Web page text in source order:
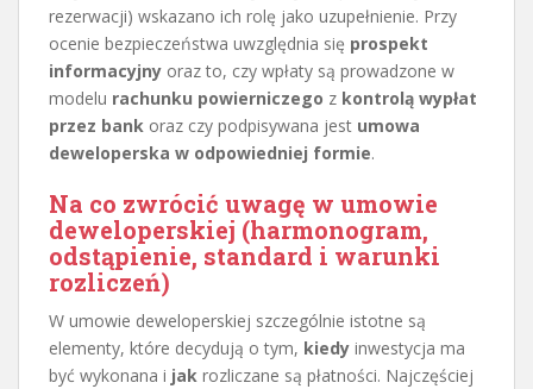
rezerwacji) wskazano ich rolę jako uzupełnienie. Przy
ocenie bezpieczeństwa uwzględnia się prospekt
informacyjny oraz to, czy wpłaty są prowadzone w
modelu rachunku powierniczego z kontrolą wypłat
przez bank oraz czy podpisywana jest umowa
deweloperska w odpowiedniej formie.
Na co zwrócić uwagę w umowie
deweloperskiej (harmonogram,
odstąpienie, standard i warunki
rozliczeń)
W umowie deweloperskiej szczególnie istotne są
elementy, które decydują o tym, kiedy inwestycja ma
być wykonana i jak rozliczane są płatności. Najczęściej